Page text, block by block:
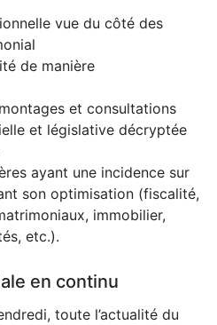
vue du côté des
de manière
et consultations
et législative décryptée
ayant une incidence sur
son optimisation (fiscalité,
immobilier,
etc.).
en continu
toute l’actualité du